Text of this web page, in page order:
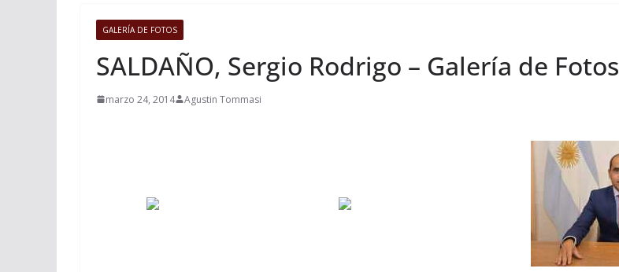
GALERÍA DE FOTOS
SALDAÑO, Sergio Rodrigo – Galería de Fotos
marzo 24, 2014 Agustin Tommasi